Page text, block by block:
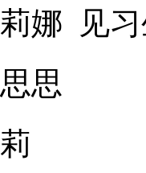
娜 见
思